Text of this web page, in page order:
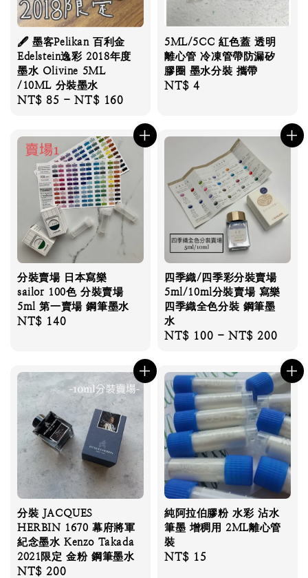
🖋 墨客Pelikan 百利金
Edelstein逸彩 2018年度
墨水 Olivine 5ML
/10ML 分裝墨水
Regular
NT$ 85 -NT$ 160
5ML/5CC 紅色蓋 透明
離心管 冷凍管帶防漏矽
膠圈 墨水分裝 攜帶
Regular
NT$ 4
分裝賣場 日本寫樂
sailor 100色 分裝賣場
5ml 第一賣場 鋼筆墨水
Regular
NT$ 140
四季織/四季彩分裝賣場
5ml/10ml分裝賣場 寫樂
四季織全色分裝 鋼筆墨
水
Regular
NT$ 100 -NT$ 200
分裝 JACQUES
HERBIN 1670 幕府將軍
紀念墨水 Kenzo Takada
2021限定 金粉 鋼筆墨水
Regular
NT$ 200
純阿拉伯膠粉 水彩 沾水
筆墨 增稠用 2ML離心管
裝
Regular
NT$ 15